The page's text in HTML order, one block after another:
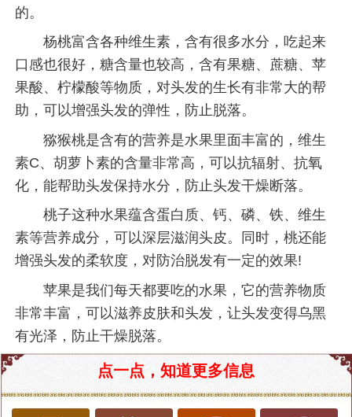
的。
杨桃富含各种维生素，含有很多水分，吃起来
口感也很好，糖含量也较高，含有果糖、蔗糖、苹
果酸、柠檬酸等物质，对头发的生长有非常大的帮
助，可以增强头发的弹性，防止脱落。
猕猴桃是含有的营养是水果里面丰富的，维生
素C、胡萝卜素的含量非常高，可以抗辐射、抗氧
化，能帮助头发保持水分，防止头发干燥断落。
桃子这种水果蕴含蛋白质、钙、磷、铁、维生
素等营养成分，可以深层滋润头皮。同时，桃还能
增强头发的柔软度，对防治脱发有一定的效果!
苹果是我们每天都要吃的水果，它的营养物质
非常丰富，可以滋养皮肤和头发，让头发变得乌黑
有光泽，防止干燥脱落。
点一点，知道更多信息